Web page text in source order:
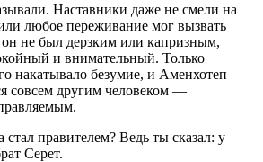
Наставники даже не смели на
любое переживание мог вызвать
не был дерзким или капризным,
и внимательный. Только
накатывало безумие, и Аменхотеп
совсем другим человеком —
правителем? Ведь ты сказал: у
Серет.